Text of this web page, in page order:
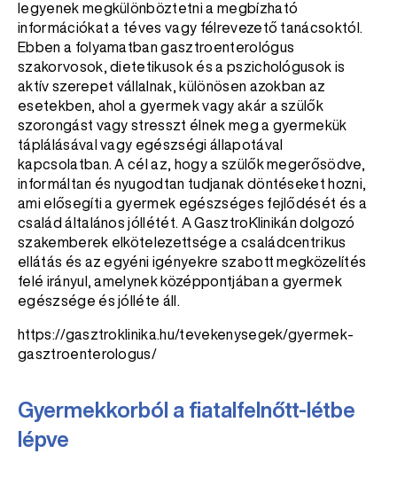
legyenek megkülönböztetni a megbízható
információkat a téves vagy félrevezető tanácsoktól.
Ebben a folyamatban gasztroenterológus
szakorvosok, dietetikusok és a pszichológusok is
aktív szerepet vállalnak, különösen azokban az
esetekben, ahol a gyermek vagy akár a szülők
szorongást vagy stresszt élnek meg a gyermekük
táplálásával vagy egészségi állapotával
kapcsolatban. A cél az, hogy a szülők megerősödve,
informáltan és nyugodtan tudjanak döntéseket hozni,
ami elősegíti a gyermek egészséges fejlődését és a
család általános jóllétét. A GasztroKlinikán dolgozó
szakemberek elkötelezettsége a családcentrikus
ellátás és az egyéni igényekre szabott megközelítés
felé irányul, amelynek középpontjában a gyermek
egészsége és jólléte áll.
https://gasztroklinika.hu/tevekenysegek/gyermek-
gasztroenterologus/
Gyermekkorból a fiatalfelnőtt-létbe
lépve